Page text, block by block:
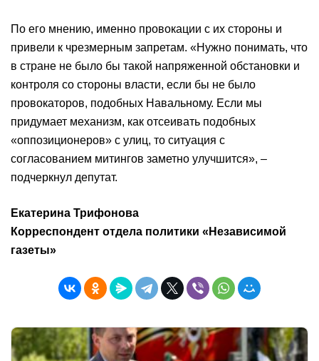
По его мнению, именно провокации с их стороны и
привели к чрезмерным запретам. «Нужно понимать, что
в стране не было бы такой напряженной обстановки и
контроля со стороны власти, если бы не было
провокаторов, подобных Навальному. Если мы
придумает механизм, как отсеивать подобных
«оппозиционеров» с улиц, то ситуация с
согласованием митингов заметно улучшится», –
подчеркнул депутат.
Екатерина Трифонова
Корреспондент отдела политики «Независимой
газеты»